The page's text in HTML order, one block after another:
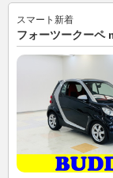
スマート 新着
フォーツークーペ